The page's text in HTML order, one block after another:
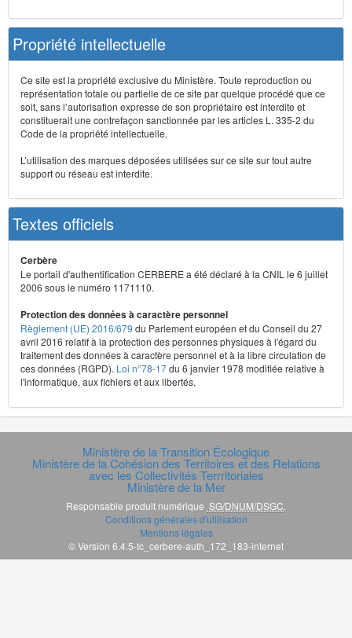
Propriété intellectuelle
Ce site est la propriété exclusive du Ministère. Toute reproduction ou
représentation totale ou partielle de ce site par quelque procédé que ce
soit, sans l’autorisation expresse de son propriétaire est interdite et
constituerait une contrefaçon sanctionnée par les articles L. 335-2 du
Code de la propriété intellectuelle.
L’utilisation des marques déposées utilisées sur ce site sur tout autre
support ou réseau est interdite.
Textes officiels
Cerbère
Le portail d'authentification CERBERE a été déclaré à la CNIL le 6 juillet
2006 sous le numéro 1171110.
Protection des données à caractère personnel
Règlement (UE) 2016/679 du Parlement européen et du Conseil du 27
avril 2016 relatif à la protection des personnes physiques à l'égard du
traitement des données à caractère personnel et à la libre circulation de
ces données (RGPD). Loi n°78-17du 6 janvier 1978 modifiée relative à
l'informatique, aux fichiers et aux libertés.
Ministère de la Transition Écologique
Ministère de la Cohésion des Territoires et des Relations
avec les Collectivités Terrritoriales
Ministère de la Mer
Responsable produit numérique SG/DNUM/DSGC
Conditions générales d'utilisation
Mentions légales
© Version 6.4.5-tc_cerbere-auth_172_183-internet